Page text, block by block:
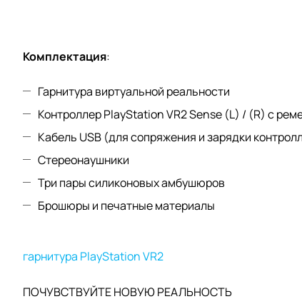
Комплектация:
Гарнитура виртуальной реальности
Контроллер PlayStation VR2 Sense (L) / (R) с
Кабель USB (для сопряжения и зарядки
Стереонаушники
Три пары силиконовых амбушюров
Брошюры и печатные материалы
гарнитура PlayStation VR2
ПОЧУВСТВУЙТЕ НОВУЮ РЕАЛЬНОСТЬ